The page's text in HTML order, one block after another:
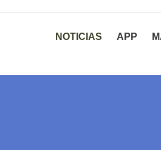
NOTICIAS APP